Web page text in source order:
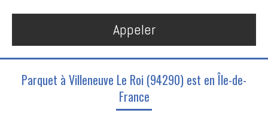
Appeler
Parquet à Villeneuve Le Roi (94290) est en Île-de-
France